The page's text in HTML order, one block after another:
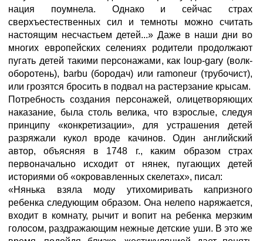
нация поумнела. Однако и сейчас страх
сверхъестественных сил и темноты можно считать
настоящим несчастьем детей...» Даже в наши дни во
многих европейских селениях родители продолжают
пугать детей такими персонажами, как loup-gary (волк-
оборотень), barbu (бородач) или ramoneur (трубочист),
или грозятся бросить в подвал на растерзание крысам.
Потребность создания персонажей, олицетворяющих
наказание, была столь велика, что взрослые, следуя
принципу «конкретизации», для устрашения детей
разряжали кукол вроде качинов. Один английский
автор, объясняя в 1748 г., каким образом страх
первоначально исходит от нянек, пугающих детей
историями об «окровавленных скелетах», писал:
«Нянька взяла моду утихомиривать капризного
ребенка следующим образом. Она нелепо наряжается,
входит в комнату, рычит и вопит на ребенка мерзким
голосом, раздражающим нежные детские уши. В это же